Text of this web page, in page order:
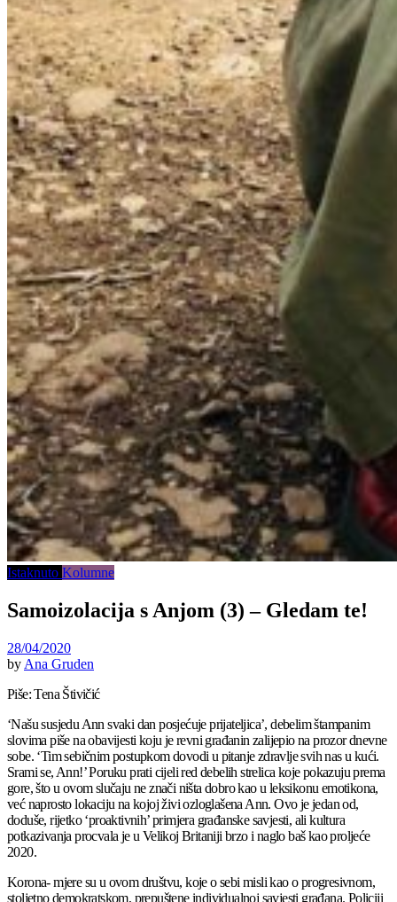
Istaknuto Kolumne
Samoizolacija s Anjom (3) – Gledam te!
28/04/2020
by Ana Gruden
Piše: Tena Štivičić
‘Našu susjedu Ann svaki dan posjećuje prijateljica’, debelim štampanim
slovima piše na obavijesti koju je revni građanin zalijepio na prozor dnevne
sobe. ‘Tim sebičnim postupkom dovodi u pitanje zdravlje svih nas u kući.
Srami se, Ann!’ Poruku prati cijeli red debelih strelica koje pokazuju prema
gore, što u ovom slučaju ne znači ništa dobro kao u leksikonu emotikona,
već naprosto lokaciju na kojoj živi ozloglašena Ann. Ovo je jedan od,
doduše, rijetko ‘proaktivnih’ primjera građanske savjesti, ali kultura
potkazivanja procvala je u Velikoj Britaniji brzo i naglo baš kao proljeće
2020.
Korona- mjere su u ovom društvu, koje o sebi misli kao o progresivnom,
stoljetno demokratskom, prepuštene individualnoj savjesti građana. Policiji